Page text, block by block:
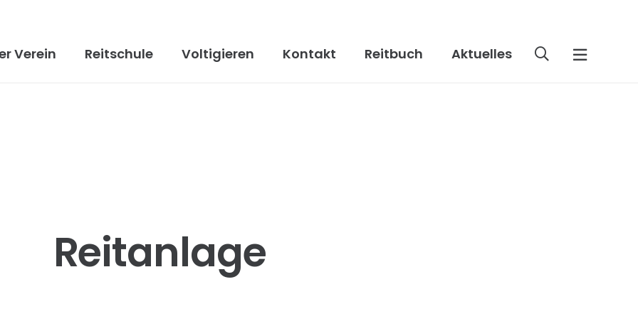
Verein Reitschule Voltigieren Kontakt Reitbuch Aktuelles
Reitanlage